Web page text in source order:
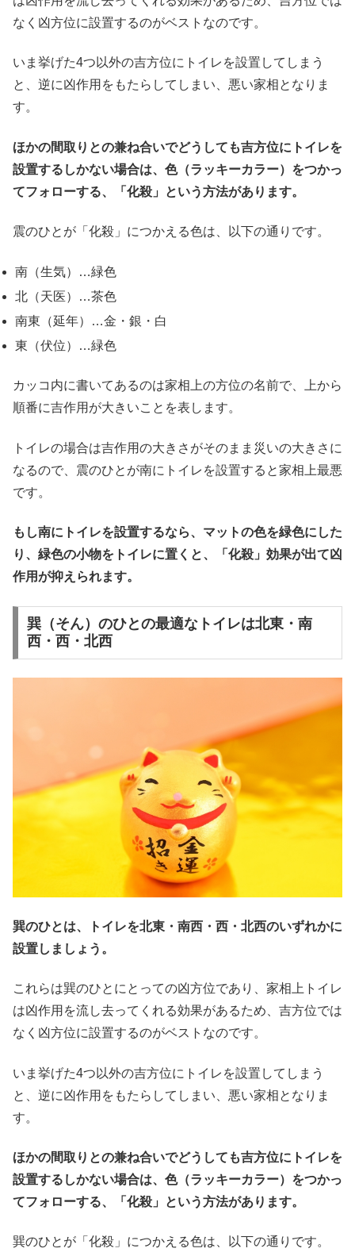
なく凶方位に設置するのがベストなのです。
いま挙げた4つ以外の吉方位にトイレを設置してしまう
と、逆に凶作用をもたらしてしまい、悪い家相となりま
す。
ほかの間取りとの兼ね合いでどうしても吉方位にトイレを
設置するしかない場合は、色（ラッキーカラー）をつかっ
てフォローする、「化殺」という方法があります。
震のひとが「化殺」につかえる色は、以下の通りです。
南（生気）…緑色
北（天医）…茶色
南東（延年）…金・銀・白
東（伏位）…緑色
カッコ内に書いてあるのは家相上の方位の名前で、上から
順番に吉作用が大きいことを表します。
トイレの場合は吉作用の大きさがそのまま災いの大きさに
なるので、震のひとが南にトイレを設置すると家相上最悪
です。
もし南にトイレを設置するなら、マットの色を緑色にした
り、緑色の小物をトイレに置くと、「化殺」効果が出て凶
作用が抑えられます。
巽（そん）のひとの最適なトイレは北東・南
西・西・北西
巽のひとは、トイレを北東・南西・西・北西のいずれかに
設置しましょう。
これらは巽のひとにとっての凶方位であり、家相上トイレ
は凶作用を流し去ってくれる効果があるため、吉方位では
なく凶方位に設置するのがベストなのです。
いま挙げた4つ以外の吉方位にトイレを設置してしまう
と、逆に凶作用をもたらしてしまい、悪い家相となりま
す。
ほかの間取りとの兼ね合いでどうしても吉方位にトイレを
設置するしかない場合は、色（ラッキーカラー）をつかっ
てフォローする、「化殺」という方法があります。
巽のひとが「化殺」につかえる色は、以下の通りです。